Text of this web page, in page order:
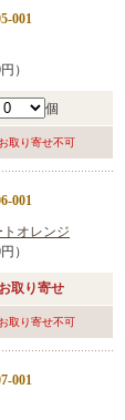
001
）
個
お取り寄せ不可
001
オレンジ
）
お取り寄せ
お取り寄せ不可
001